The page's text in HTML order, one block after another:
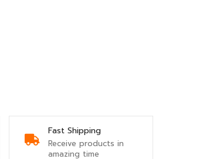
Fast Shipping
Receive products in
amazing time